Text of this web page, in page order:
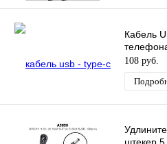
Кабель
108 руб.